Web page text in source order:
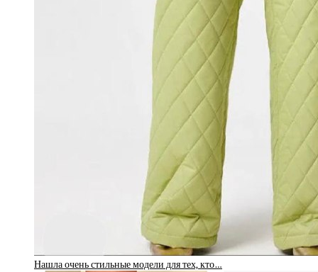
Нашла очень стильные модели для тех, кто…